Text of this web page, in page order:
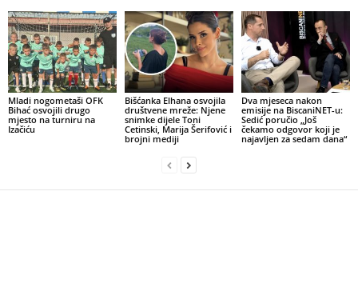
Mladi nogometaši OFK
Bihać osvojili drugo
mjesto na turniru na
Izačiću
Bišćanka Elhana osvojila
društvene mreže: Njene
snimke dijele Toni
Cetinski, Marija Šerifović i
brojni mediji
Dva mjeseca nakon
emisije na BiscaniNET-u:
Sedić poručio „Još
čekamo odgovor koji je
najavljen za sedam dana“